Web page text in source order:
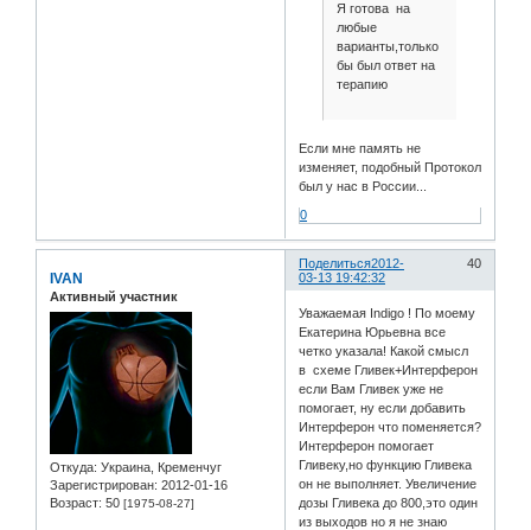
Я готова на
любые
варианты,только
бы был ответ на
терапию
Если мне память не
изменяет, подобный Протокол
был у нас в России...
0
Поделиться 40
2012-
03-13 19:42:32
IVAN
Активный участник
Откуда: Украина, Кременчуг
Зарегистрирован: 2012-01-16
Возраст: 50 [1975-08-27]
Уважаемая Indigo ! По моему
Екатерина Юрьевна все
четко указала! Какой смысл
в схеме Гливек+Интерферон
если Вам Гливек уже не
помогает, ну если добавить
Интерферон что поменяется?
Интерферон помогает
Гливеку,но функцию Гливека
он не выполняет. Увеличение
дозы Гливека до 800,это один
из выходов но я не знаю